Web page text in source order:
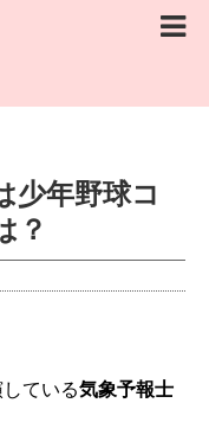
少年野球コ
？
ている気象予報士